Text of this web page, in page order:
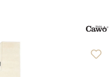
4.61 von 5 Sternen